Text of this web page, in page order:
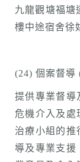
九龍觀塘福塘
樓中途宿舍徐
(24) 個案督導
提供專業督導
危機介入及處
治療小組的推
導及專業支援